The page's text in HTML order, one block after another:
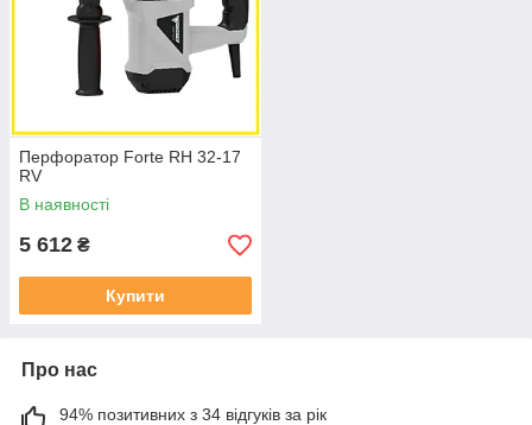
Перфоратор Forte RH 32-17
RV
В наявності
5 612 ₴
Купити
Про нас
94% позитивних з 34 відгуків за рік